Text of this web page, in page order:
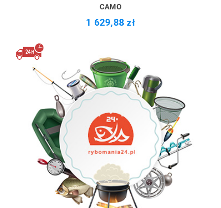
CAMO
1 629,88 zł